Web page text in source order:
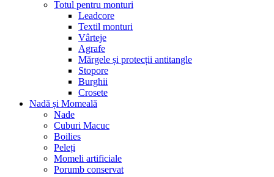
Totul pentru monturi
Leadcore
Textil monturi
Vârteje
Agrafe
Mărgele și protecții antitangle
Stopore
Burghii
Crosete
Nadă și Momeală
Nade
Cuburi Macuc
Boilies
Peleți
Momeli artificiale
Porumb conservat